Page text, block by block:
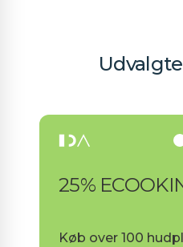
25%
Køb over 100